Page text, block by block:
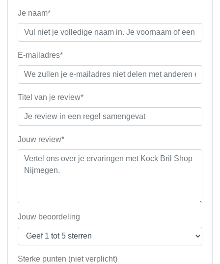
Je naam*
E-mailadres*
Titel van je review*
Jouw review*
Jouw beoordeling
Sterke punten (niet verplicht)